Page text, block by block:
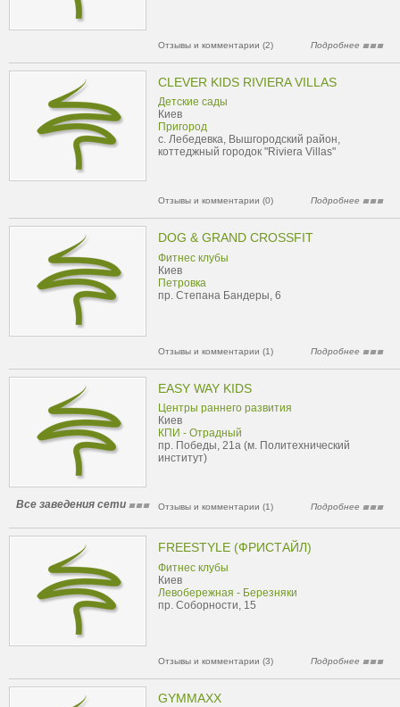
Отзывы и комментарии (2) Подробнее
CLEVER KIDS RIVIERA VILLAS
Детские сады
Киев
Пригород
с. Лебедевка, Вышгородский район,
коттеджный городок "Riviera Villas"
Отзывы и комментарии (0) Подробнее
DOG & GRAND CROSSFIT
Фитнес клубы
Киев
Петровка
пр. Степана Бандеры, 6
Отзывы и комментарии (1) Подробнее
EASY WAY KIDS
Центры раннего развития
Киев
КПИ - Отрадный
пр. Победы, 21а (м. Политехнический
институт)
Все заведения сети Отзывы и комментарии (1) Подробнее
FREESTYLE (ФРИСТАЙЛ)
Фитнес клубы
Киев
Левобережная - Березняки
пр. Соборности, 15
Отзывы и комментарии (3) Подробнее
GYMMAXX